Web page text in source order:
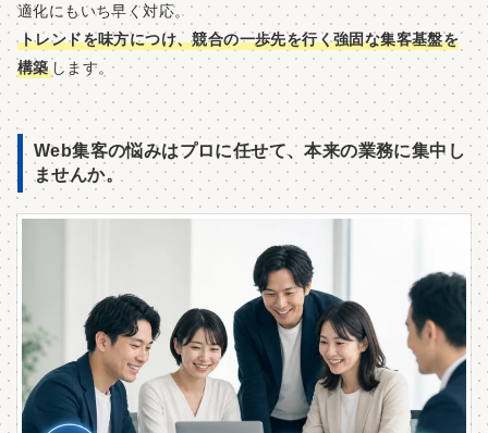
適化にもいち早く対応。
トレンドを味方につけ、競合の一歩先を行く強固な集客基盤を
構築します。
Web集客の悩みはプロに任せて、本来の業務に集中し
ませんか。